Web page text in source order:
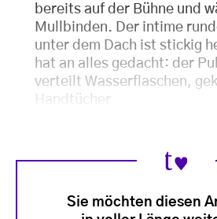
bereits auf der Bühne und
Mullbinden. Der intime
unter dem Dach ist stickig
hat an alles gedacht: der
verteilt Wasserflaschen,
Handtücher
Sie möchten diesen